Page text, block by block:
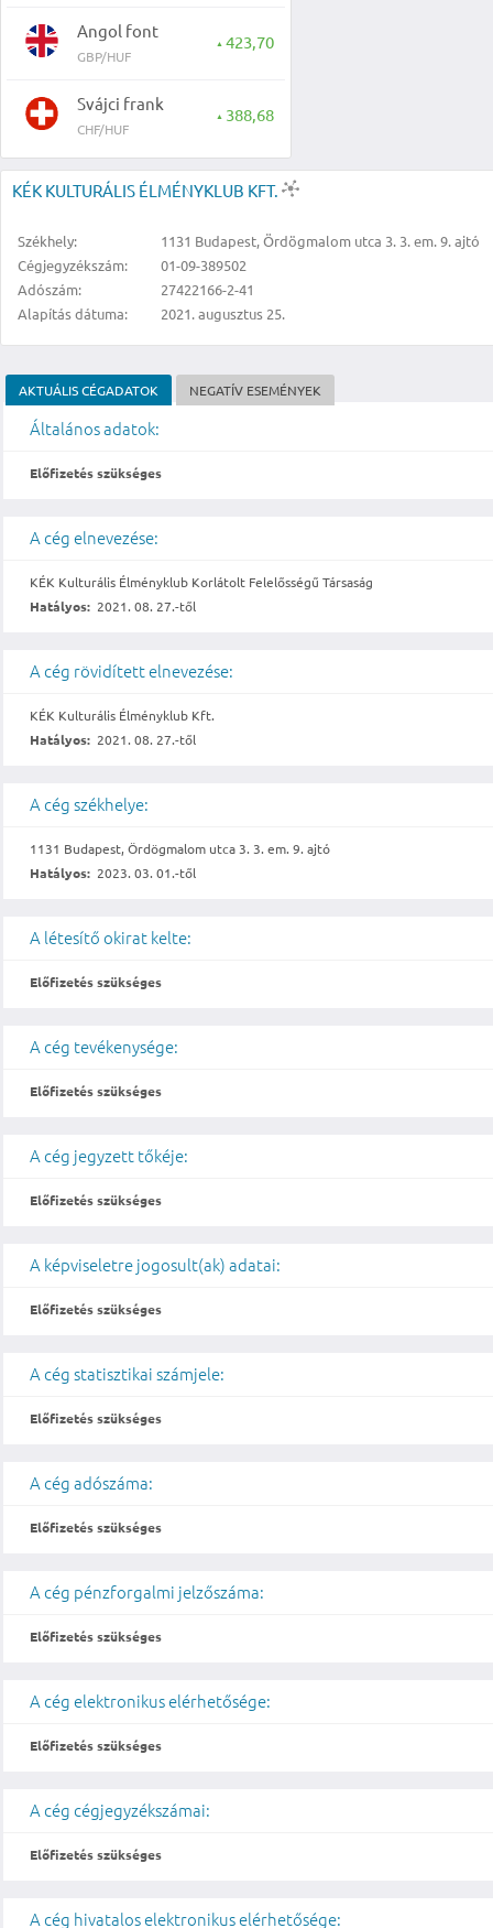
Angol font
GBP/HUF
▲ 423,70
Svájci frank
CHF/HUF
▲ 388,68
KÉK KULTURÁLIS ÉLMÉNYKLUB KFT.
Székhely:
1131 Budapest, Ördögmalom utca 3. 3. em. 9. ajtó
Cégjegyzékszám:
01-09-389502
Adószám:
27422166-2-41
Alapítás dátuma:
2021. augusztus 25.
AKTUÁLIS CÉGADATOK NEGATÍV ESEMÉNYEK
Általános adatok:
Előfizetés szükséges
A cég elnevezése:
KÉK Kulturális Élményklub Korlátolt Felelősségű Társaság
Hatályos: 2021. 08. 27.-től
A cég rövidített elnevezése:
KÉK Kulturális Élményklub Kft.
Hatályos: 2021. 08. 27.-től
A cég székhelye:
1131 Budapest, Ördögmalom utca 3. 3. em. 9. ajtó
Hatályos: 2023. 03. 01.-től
A létesítő okirat kelte:
Előfizetés szükséges
A cég tevékenysége:
Előfizetés szükséges
A cég jegyzett tőkéje:
Előfizetés szükséges
A képviseletre jogosult(ak) adatai:
Előfizetés szükséges
A cég statisztikai számjele:
Előfizetés szükséges
A cég adószáma:
Előfizetés szükséges
A cég pénzforgalmi jelzőszáma:
Előfizetés szükséges
A cég elektronikus elérhetősége:
Előfizetés szükséges
A cég cégjegyzékszámai:
Előfizetés szükséges
A cég hivatalos elektronikus elérhetősége: